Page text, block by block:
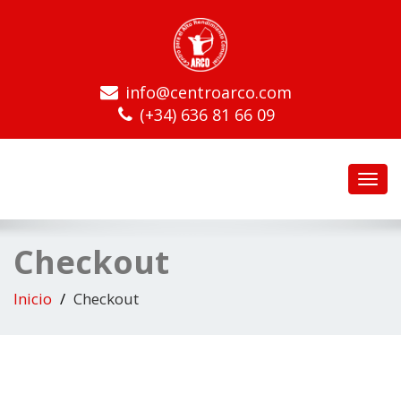
info@centroarco.com
(+34) 636 81 66 09
Checkout
Inicio Checkout